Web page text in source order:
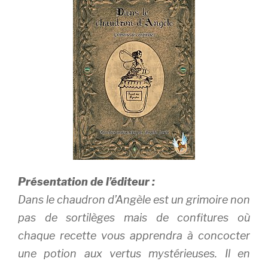
Présentation de l’éditeur :
Dans le chaudron d’Angèle est un grimoire non
pas de sortilèges mais de confitures où
chaque recette vous apprendra à concocter
une potion aux vertus mystérieuses. Il en